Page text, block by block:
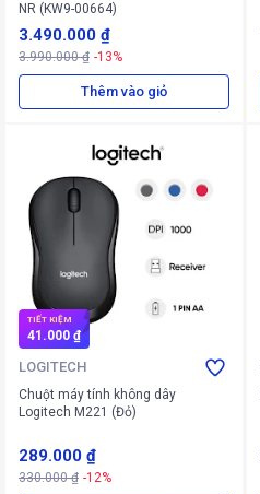
NR (KW9-00664)
3.490.000 ₫
3.990.000 ₫ -13%
Thêm vào giỏ
TIẾT KIỆM
41.000 ₫
LOGITECH
Chuột máy tính không dây
Logitech M221 (Đỏ)
289.000 ₫
330.000 ₫ -12%